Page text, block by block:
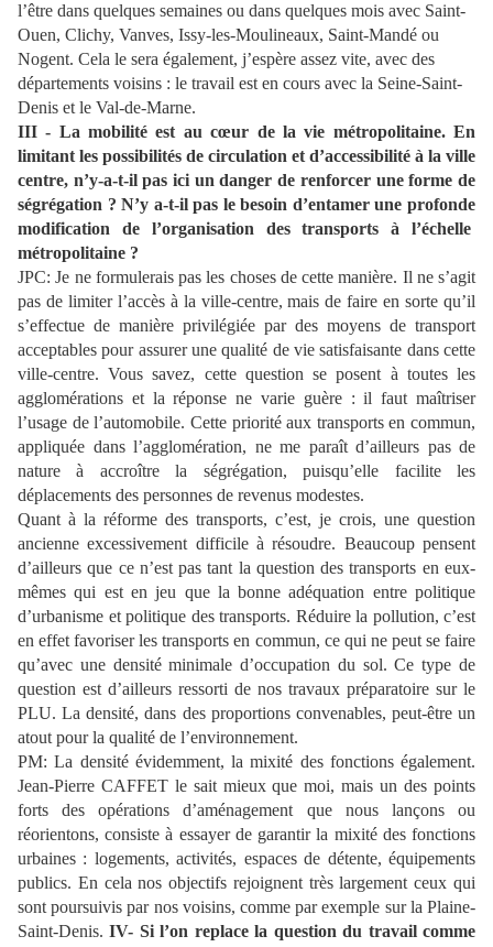
l’être dans quelques semaines ou dans quelques mois avec Saint-
Ouen, Clichy, Vanves, Issy-les-Moulineaux, Saint-Mandé ou
Nogent. Cela le sera également, j’espère assez vite, avec des
départements voisins : le travail est en cours avec la Seine-Saint-
Denis et le Val-de-Marne.
III - La mobilité est au cœur de la vie métropolitaine. En
limitant les possibilités de circulation et d’accessibilité à la ville
centre, n’y-a-t-il pas ici un danger de renforcer une forme de
ségrégation ?N’y a-t-il pas le besoin d’entamer une profonde
modification de l’organisation des transports à l’échelle
métropolitaine ?
JPC:Je ne formulerais pas les choses de cette manière. Il ne s’agit
pas de limiter l’accès à la ville-centre, mais de faire en sorte qu’il
s’effectue de manière privilégiée par des moyens de transport
acceptables pour assurer une qualité de vie satisfaisante dans cette
ville-centre. Vous savez, cette question se posent à toutes les
agglomérations et la réponse ne varie guère : il faut maîtriser
l’usage de l’automobile. Cette priorité aux transports en commun,
appliquée dans l’agglomération, ne me paraît d’ailleurs pas de
nature à accroître la ségrégation, puisqu’elle facilite les
déplacements des personnes de revenus modestes.
Quant à la réforme des transports, c’est, je crois, une question
ancienne excessivement difficile à résoudre. Beaucoup pensent
d’ailleurs que ce n’est pas tant la question des transports en eux-
mêmes qui est en jeu que la bonne adéquation entre politique
d’urbanisme et politique des transports. Réduire la pollution, c’est
en effet favoriser les transports en commun, ce qui ne peut se faire
qu’avec une densité minimale d’occupation du sol. Ce type de
question est d’ailleurs ressorti de nos travaux préparatoire sur le
PLU. La densité, dans des proportions convenables, peut-être un
atout pour la qualité de l’environnement.
PM:La densité évidemment, la mixité des fonctions également.
Jean-Pierre CAFFET le sait mieux que moi, mais un des points
forts des opérations d’aménagement que nous lançons ou
réorientons, consiste à essayer de garantir la mixité des fonctions
urbaines : logements, activités, espaces de détente, équipements
publics. En cela nos objectifs rejoignent très largement ceux qui
sont poursuivis par nos voisins, comme par exemple sur la Plaine-
Saint-Denis.IV- Si l’on replace la question du travail comme